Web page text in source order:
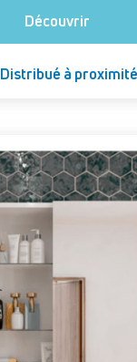
Découvrir
Distribué à proximité